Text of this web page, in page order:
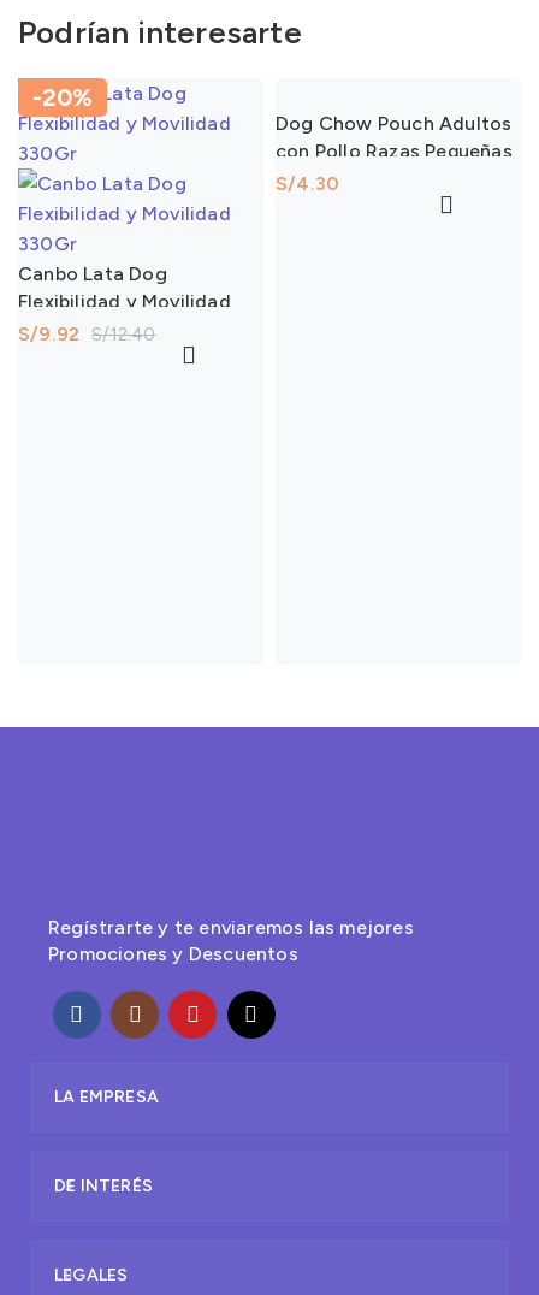
Podrían interesarte
-20%
Canbo Lata Dog
Flexibilidad y Movilidad
330Gr
S/12.40
S/9.92
Dog Chow Pouch Adultos
con Pollo Razas Pequeñas
100Gr
S/
Regístrarte y te enviaremos las mejores
Promociones y Descuentos
LA EMPRESA
DE INTERÉS
LEGALES